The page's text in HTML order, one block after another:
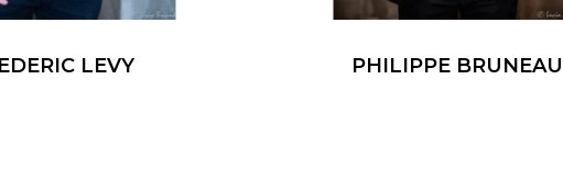
LEVY PHILIPPE BRUNEAU